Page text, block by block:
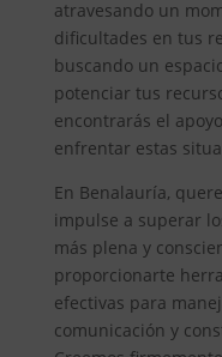
atravesando un
dificultades en tus
buscando un
potenciar tus
encontrarás el
enfrentar estas
En Benalauría,
impulse a superar
más plena y
proporcionarte
efectivas para
comunicación y